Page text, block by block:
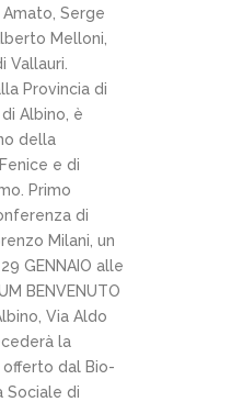
Serge
Melloni,
Vallauri.
Provincia di
Albino, è
della
e di
Primo
di
Milani, un
GENNAIO alle
BENVENUTO
Via Aldo
la
dal Bio-
Sociale di